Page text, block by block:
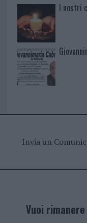
I nostri
Invia un
Vuoi